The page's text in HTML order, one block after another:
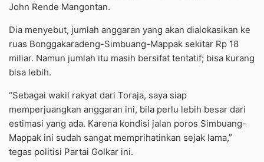
John Rende Mangontan.
Dia menyebut, jumlah anggaran yang akan dialokasikan ke
ruas Bonggakaradeng-Simbuang-Mappak sekitar Rp 18
miliar. Namun jumlah itu masih bersifat tentatif; bisa kurang
bisa lebih.
“Sebagai wakil rakyat dari Toraja, saya siap
memperjuangkan anggaran ini, bila perlu lebih besar dari
estimasi yang ada. Karena kondisi jalan poros Simbuang-
Mappak ini sudah sangat memprihatinkan sejak lama,”
tegas politisi Partai Golkar ini.